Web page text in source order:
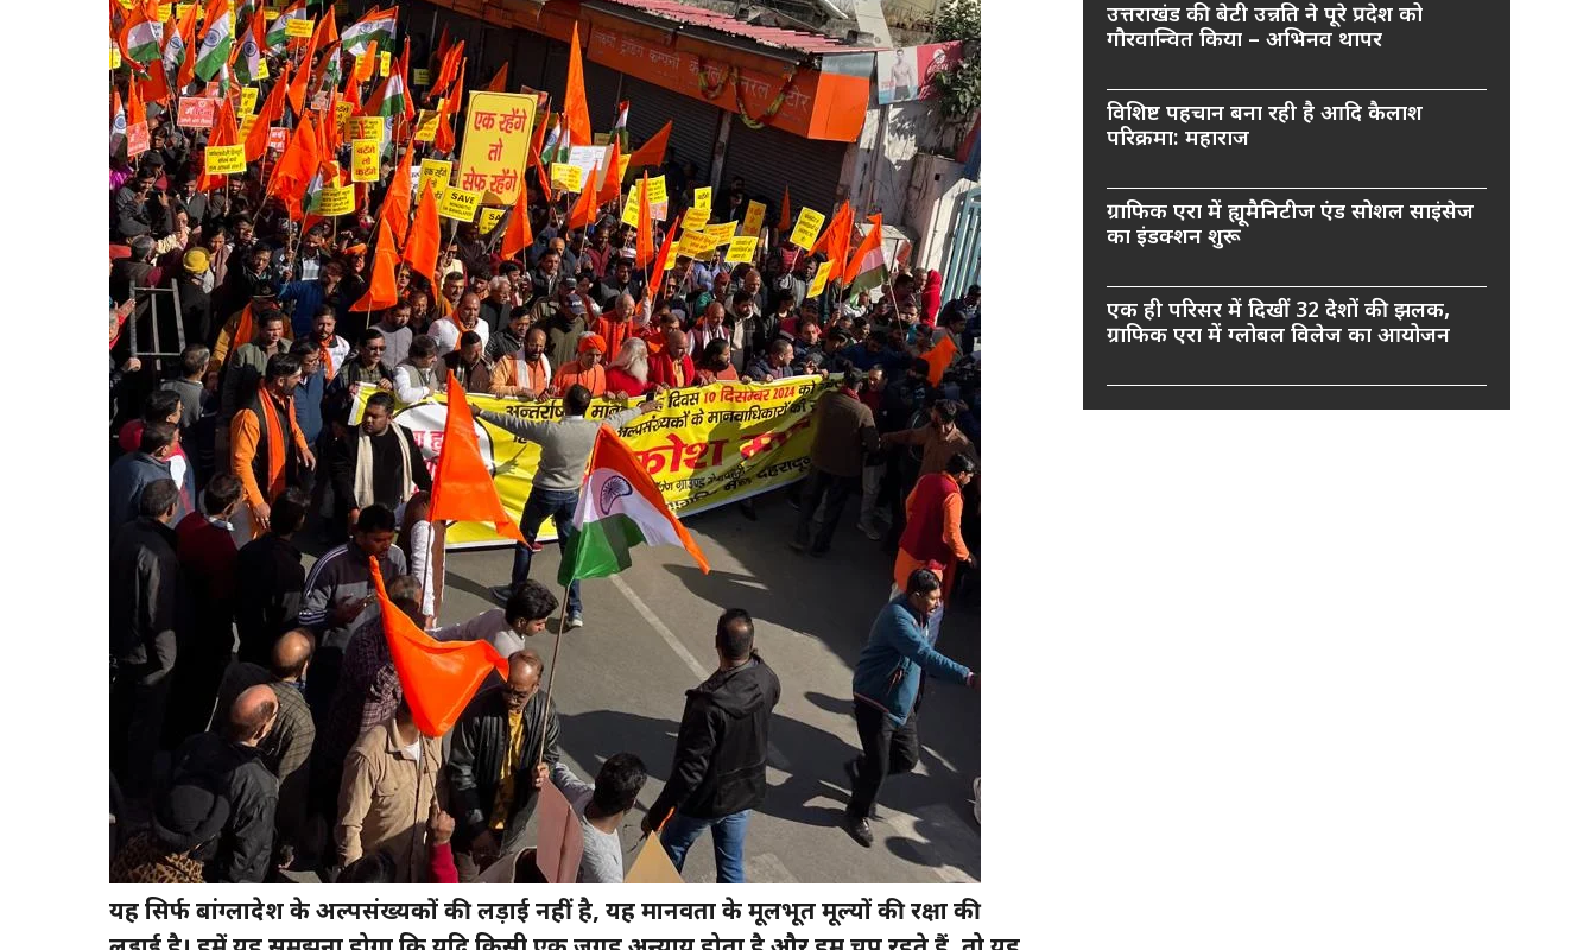
यह सिर्फ बांग्लादेश के अल्पसंख्यकों की लड़ाई नहीं है, यह मानवता के मूलभूत मूल्यों की रक्षा की
उत्तराखंड की बेटी उन्नति ने पूरे प्रदेश को
गौरवान्वित किया – अभिनव थापर
विशिष्ट पहचान बना रही है आदि कैलाश
परिक्रमा: महाराज
ग्राफिक एरा में ह्यूमैनिटीज एंड सोशल साइंसेज
का इंडक्शन शुरू
एक ही परिसर में दिखीं 32 देशों की झलक,
ग्राफिक एरा में ग्लोबल विलेज का आयोजन